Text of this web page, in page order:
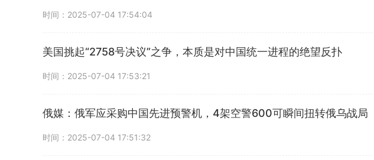
时间：2025-07-04 17:54:04
美国挑起“2758号决议”之争，本质是对中国统一进程的绝望反扑
时间：2025-07-04 17:53:21
俄媒：俄军应采购中国先进预警机，4架空警600可瞬间扭转俄乌战局
时间：2025-07-04 17:51:32